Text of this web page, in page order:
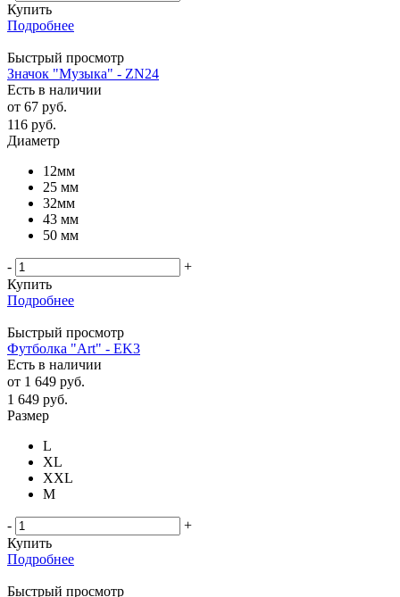
Купить
Подробнее
Быстрый просмотр
Значок "Музыка" - ZN24
Есть в наличии
от 67 руб.
116 руб.
Диаметр
12мм
25 мм
32мм
43 мм
50 мм
-
+
Купить
Подробнее
Быстрый просмотр
Футболка "Art" - EK3
Есть в наличии
от 1 649 руб.
1 649 руб.
Размер
L
XL
XXL
М
-
+
Купить
Подробнее
Быстрый просмотр